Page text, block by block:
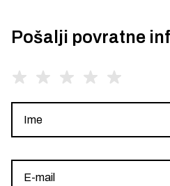
Pošalji povratne